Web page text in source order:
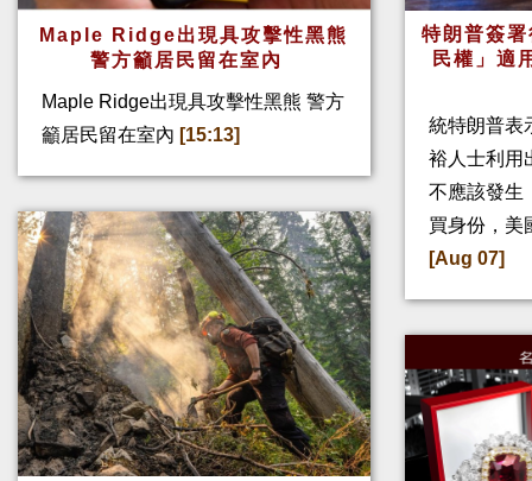
Maple Ridge出現具攻擊性黑熊
警方籲居民留在室內
Maple Ridge出現具攻擊性黑熊 警方
籲居民留在室內 [15:13]
特朗普簽
民權」適
統特朗普表
裕人士利用
不應該發生
買身份，美
[Aug 07]